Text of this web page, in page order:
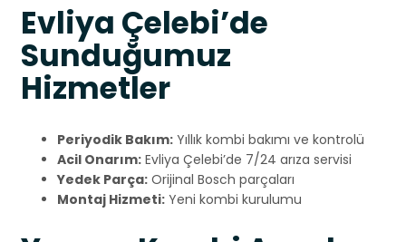
Evliya Çelebi’de
Sunduğumuz
Hizmetler
Periyodik Bakım: Yıllık kombi bakımı ve kontrolü
Acil Onarım: Evliya Çelebi’de 7/24 arıza servisi
Yedek Parça: Orijinal Bosch parçaları
Montaj Hizmeti: Yeni kombi kurulumu